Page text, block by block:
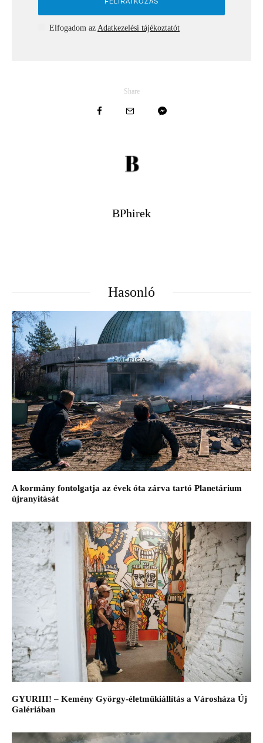
Elfogadom az Adatkezelési tájékoztatót
Share
BPhirek
Hasonló
A kormány fontolgatja az évek óta zárva tartó Planetárium
újranyitását
GYURIII! – Kemény György-életműkiállítás a Városháza Új
Galériában